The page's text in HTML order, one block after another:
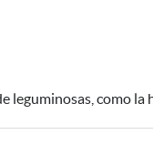
leguminosas, como la